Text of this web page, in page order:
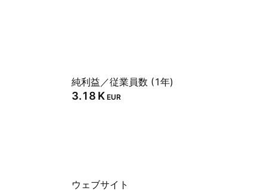
純利益／従業員数 (1年)
‪3.18 K‬ EUR
ウェブサイト